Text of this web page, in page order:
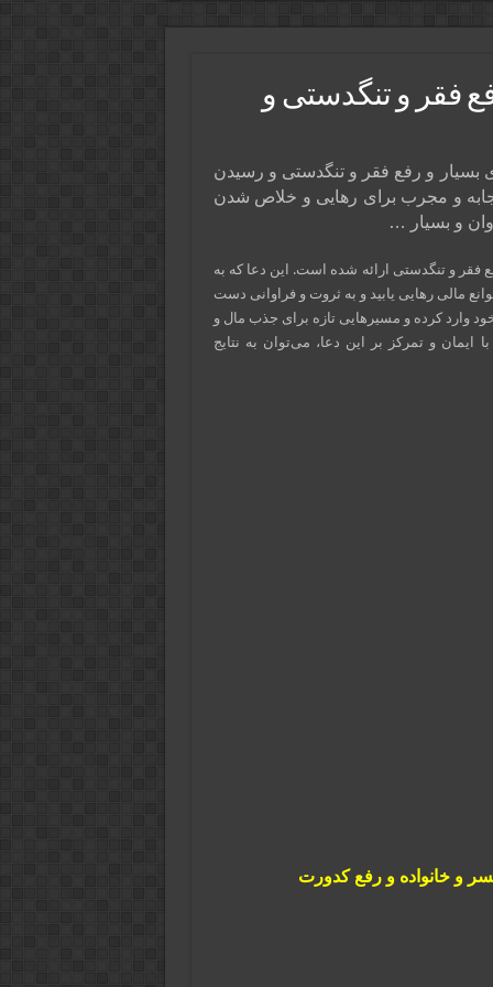
فقر و تنگدستی و
و رفع فقر و تنگدستی و رسیدن
و مجرب برای رهایی و خلاص شدن
و بسیار …
و تنگدستی ارائه شده است. این دعا که به
مالی رهایی یابید و به ثروت و فراوانی دست
خود وارد کرده و مسیرهایی تازه برای جذب مال و
و تمرکز بر این دعا، می‌توان به نتایج
و خانواده و رفع کدورت